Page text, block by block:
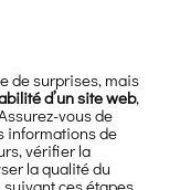
de surprises, mais
d’un site web,
vous de
informations de
vérifier la
la qualité du